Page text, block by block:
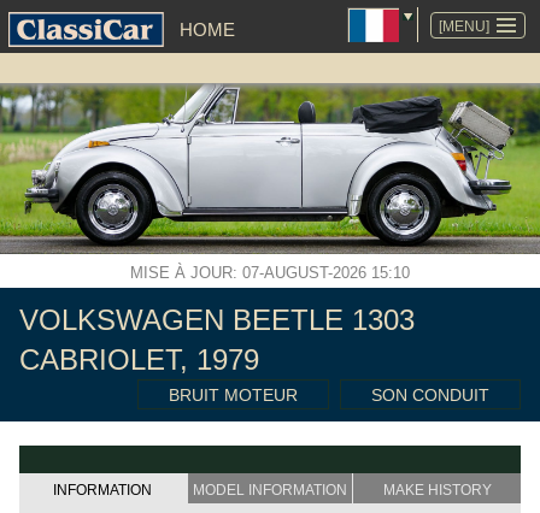
[MENU]
HOME
ALLER
AU
CONTENU
MISE À JOUR: 07-AUGUST-2026 15:10
VOLKSWAGEN BEETLE 1303
CABRIOLET, 1979
BRUIT MOTEUR SON CONDUIT
INFORMATION MODEL INFORMATION MAKE HISTORY